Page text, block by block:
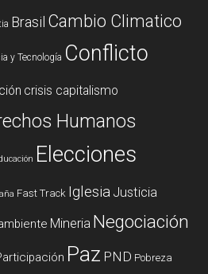
Brasil Cambio Climatico
y Tecnología Conflicto
crisis capitalismo
Humanos
Elecciones
Fast Track Iglesia Justicia
Mineria Negociación
Paz PND Pobreza